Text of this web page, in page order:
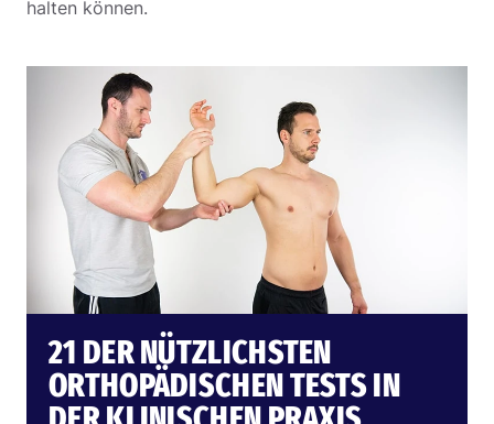
halten können.
21 DER NÜTZLICHSTEN
ORTHOPÄDISCHEN TESTS IN